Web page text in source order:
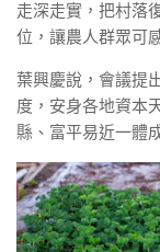
走深走實，把村落
位，讓農人群眾可
葉興慶說，會議提
度，安身各地資本
縣、富平易近一體